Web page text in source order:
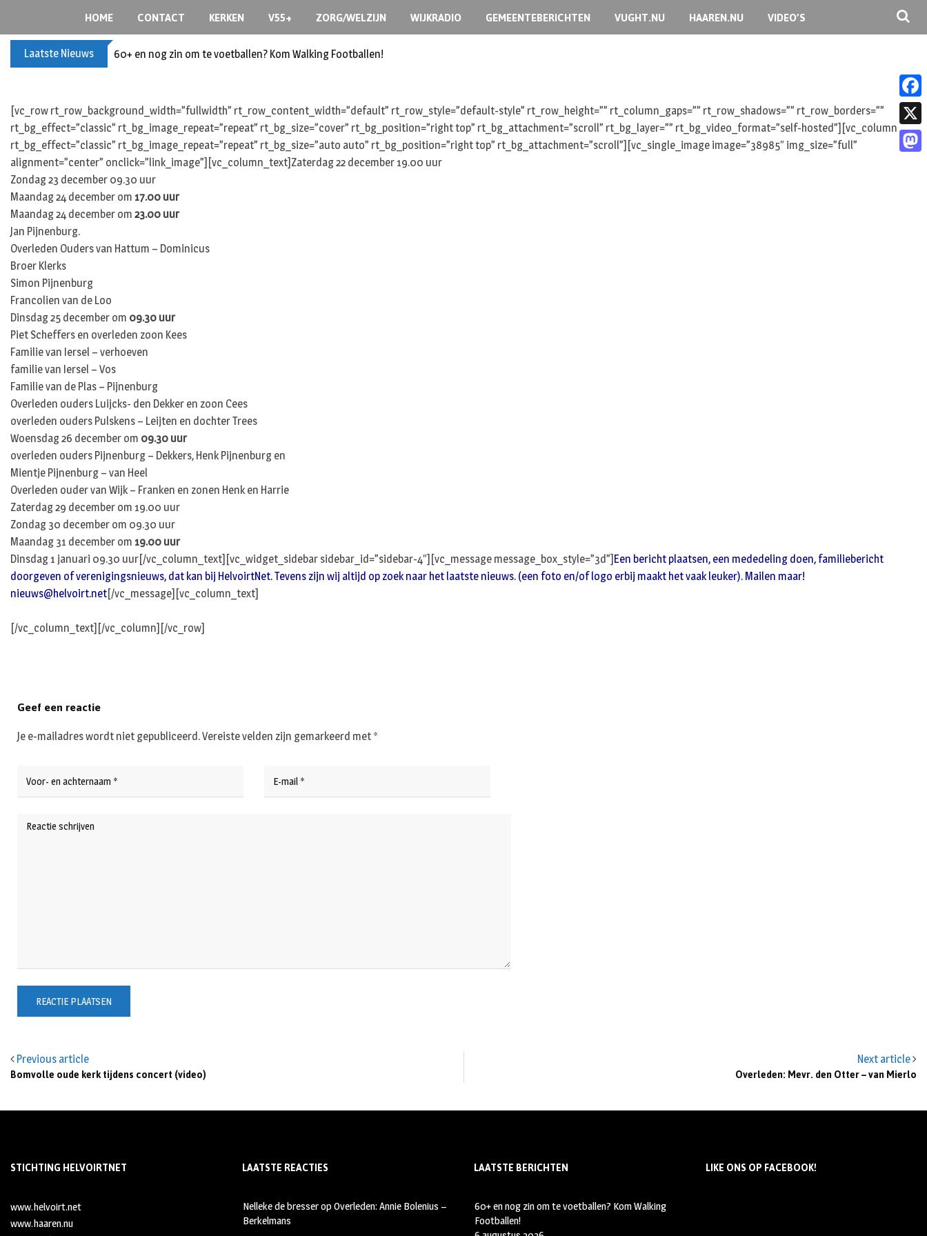
HOME CONTACT KERKEN V55+ ZORG/WELZIJN WIJKRADIO GEMEENTEBERICHTEN VUGHT.NU HAAREN.NU VIDEO’S
Laatste Nieuws 60+ en nog zin om te voetballen? Kom Walking Footballen!
[vc_row rt_row_background_width=”fullwidth” rt_row_content_width=”default” rt_row_style=”default-style” rt_row_height=”” rt_column_gaps=”” rt_row_shadows=”” rt_row_borders=””
rt_bg_effect=”classic” rt_bg_image_repeat=”repeat” rt_bg_size=”cover” rt_bg_position=”right top” rt_bg_attachment=”scroll” rt_bg_layer=”” rt_bg_video_format=”self-hosted”][vc_column
rt_bg_effect=”classic” rt_bg_image_repeat=”repeat” rt_bg_size=”auto auto” rt_bg_position=”right top” rt_bg_attachment=”scroll”][vc_single_image image=”38985″ img_size=”full”
alignment=”center” onclick=”link_image”][vc_column_text]Zaterdag 22 december 19.00 uur
Zondag 23 december 09.30 uur
Maandag 24 december om 17.00 uur
Maandag 24 december om 23.00 uur
Jan Pijnenburg.
Overleden Ouders van Hattum – Dominicus
Broer Klerks
Simon Pijnenburg
Francolien van de Loo
Dinsdag 25 december om 09.30 uur
Piet Scheffers en overleden zoon Kees
Familie van Iersel – verhoeven
familie van Iersel – Vos
Familie van de Plas – Pijnenburg
Overleden ouders Luijcks- den Dekker en zoon Cees
overleden ouders Pulskens – Leijten en dochter Trees
Woensdag 26 december om 09.30 uur
overleden ouders Pijnenburg – Dekkers, Henk Pijnenburg en
Mientje Pijnenburg – van Heel
Overleden ouder van Wijk – Franken en zonen Henk en Harrie
Zaterdag 29 december om 19.00 uur
Zondag 30 december om 09.30 uur
Maandag 31 december om 19.00 uur
Dinsdag 1 januari 09.30 uur[/vc_column_text][vc_widget_sidebar sidebar_id=”sidebar-4″][vc_message message_box_style=”3d”] Een bericht plaatsen, een mededeling doen, familiebericht
doorgeven of verenigingsnieuws, dat kan bij HelvoirtNet. Tevens zijn wij altijd op zoek naar het laatste nieuws. (een foto en/of logo erbij maakt het vaak leuker). Mailen maar!
nieuws@helvoirt.net[/vc_message][vc_column_text]
[/vc_column_text][/vc_column][/vc_row]
Previous article
Bomvolle oude kerk tijdens concert (video)
Next article
Overleden: Mevr. den Otter – van Mierlo
Geef een reactie
Je e-mailadres wordt niet gepubliceerd.Vereiste velden zijn gemarkeerd met *
STICHTING HELVOIRTNET
www.helvoirt.net
www.haaren.nu
LAATSTE REACTIES
Nelleke de bresseropOverleden: Annie Bolenius –
Berkelmans
LAATSTE BERICHTEN
60+ en nog zin om te voetballen? Kom Walking
Footballen!
LIKE ONS OP FACEBOOK!
F
a
c
X